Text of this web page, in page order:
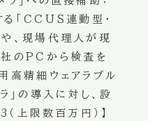
「CCUS連動型・
、現場代理人が現
のPCから検査を
高精細ウェアラブル
」の導入に対し、設
上限数百万円）】